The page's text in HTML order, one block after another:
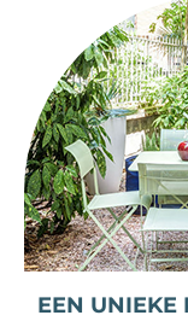
EEN UNIEKE